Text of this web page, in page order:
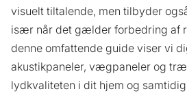
visuelt tiltalende, men tilbyder
især når det gælder forbedring af
denne omfattende guide viser vi
akustikpaneler, vægpaneler og
lydkvaliteten i dit hjem og